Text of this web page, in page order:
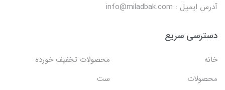
آدرس ایمیل : info@miladbak.com
دسترسی سریع
خانه
محصولات تخفیف خورده
محصولات
ست